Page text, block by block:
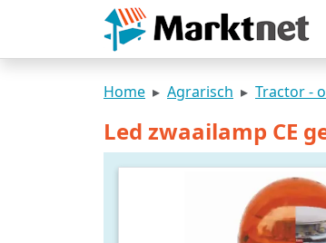
Home Agrarisch Tractor -
Led zwaailamp CE